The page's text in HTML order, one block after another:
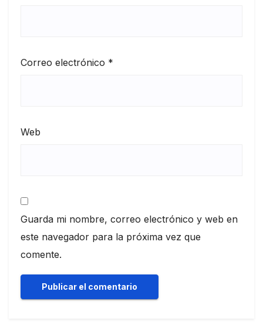
Correo electrónico *
Web
Guarda mi nombre, correo electrónico y web en
este navegador para la próxima vez que
comente.